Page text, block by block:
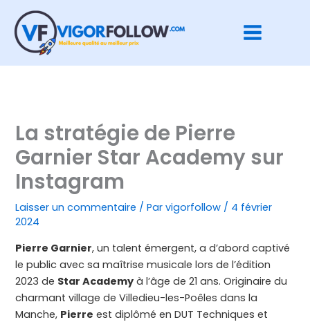
contenu
La stratégie de Pierre
Garnier Star Academy sur
Instagram
Laisser un commentaire / Parvigorfollow / 4 février
2024
Pierre Garnier, un talent émergent, a d’abord captivé
le public avec sa maîtrise musicale lors de l’édition
2023 de Star Academy à l’âge de 21 ans. Originaire du
charmant village de Villedieu-les-Poêles dans la
Manche, Pierre est diplômé en DUT Techniques et